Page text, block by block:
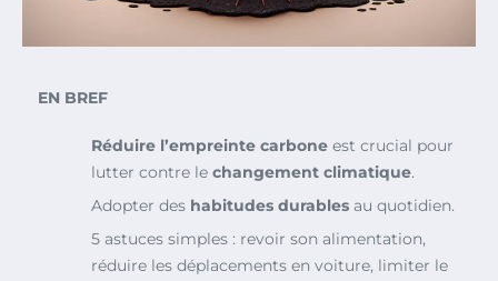
EN BREF
Réduire l’empreinte carbone est crucial pour
lutter contre le changement climatique.
Adopter des habitudes durables au quotidien.
5 astuces simples : revoir son alimentation,
réduire les déplacements en voiture, limiter le